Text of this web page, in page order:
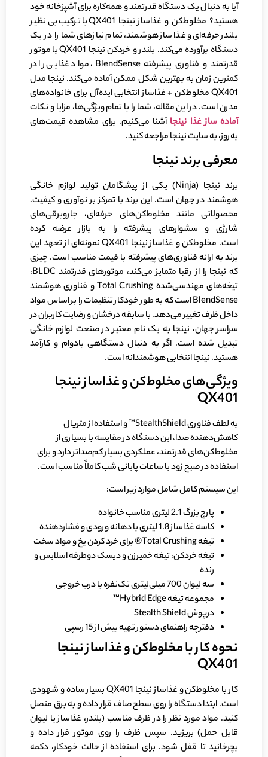
آیا به دنبال یک دستگاه قدرتمند و همه‌کاره برای آشپزخانه خود
هستید؟ مخلوط‌کن و غذاساز نینجا QX401 با ترکیب بی‌نظیر
بلندر حرفه‌ای و غذاساز هوشمند، تمام نیازهای شما را در یک
دستگاه برآورده می‌کند. بلندر و خردکن نینجا QX401 با موتور
قدرتمند و فناوری پیشرفته BlendSense، مواد غذایی را در
کمترین زمان به بهترین شکل ممکن آماده می‌کند. نینجا مدل
QX401 مخلوط‌کن + غذاساز انتخابی ایده‌آل برای خانواده‌های
مدرن است. در این مقاله، شما را با تمام ویژگی‌ها، مزایا و نکات
آماده ساز غذا نینجا آشنا می‌کنیم. برای مشاهده قیمت‌های
به‌روز، به سایت نینجا مراجعه کنید.
معرفی برند نینجا
برند نینجا (Ninja) یکی از پیشگامان تولید لوازم خانگی
هوشمند در جهان است. این برند با تمرکز بر نوآوری و کیفیت،
محصولاتی مانند مخلوط‌کن‌های حرفه‌ای، جاروبرقی‌های
شارژی و سشوارهای پیشرفته را به بازار عرضه کرده
است. مخلوط‌کن و غذاساز نینجا QX401 نمونه‌ای از تعهد این
برند به ارائه فناوری‌های پیشرفته با قیمت مناسب است. چیزی
که نینجا را از رقبا متمایز می‌کند، موتورهای قدرتمند BLDC،
تیغه‌های مهندسی‌شده Total Crushing و فناوری هوشمند
BlendSense است که به طور خودکار تنظیمات را بر اساس مواد
داخل ظرف تغییر می‌دهد. با سابقه درخشان و رضایت کاربران در
سراسر جهان، نینجا به یک نام معتبر در صنعت لوازم خانگی
تبدیل شده است. اگر به دنبال دستگاهی بادوام و کارآمد
هستید، نینجا انتخابی هوشمندانه است.
ویژگی‌های مخلوط‌کن و غذاساز نینجا
QX401
به لطف فناوری StealthShield™ و استفاده از متریال
کاهش‌دهنده صدا، این دستگاه در مقایسه با بسیاری از
مخلوط‌کن‌های قدرتمند، عملکردی بسیار کم‌صداتر دارد و برای
استفاده در صبح زود یا ساعات پایانی شب کاملاً مناسب است.
این سیستم کامل شامل موارد زیر است:
پارچ بزرگ 2.1 لیتری مناسب خانواده
کاسه غذاساز 1.8 لیتری با دهانه ورودی و فشاردهنده
تیغه Total Crushing® برای خرد کردن یخ و مواد سخت
تیغه خردکن، تیغه خمیرزن و دیسک دوطرفه اسلایس و
رنده
سه لیوان 700 میلی‌لیتری تک‌نفره با درب خروجی
مجموعه تیغه Hybrid Edge™
درپوش Stealth Shield
دفترچه راهنمای دستور تهیه بیش از 15 رسپی
نحوه کار با مخلوط‌کن و غذاساز نینجا
QX401
کار با مخلوط‌کن و غذاساز نینجا QX401 بسیار ساده و شهودی
است. ابتدا دستگاه را روی سطح صاف قرار داده و به برق متصل
کنید. مواد مورد نظر را در ظرف مناسب (بلندر، غذاساز یا لیوان
قابل حمل) بریزید. سپس ظرف را روی موتور قرار داده و
بچرخانید تا قفل شود. برای استفاده از حالت خودکار، دکمه